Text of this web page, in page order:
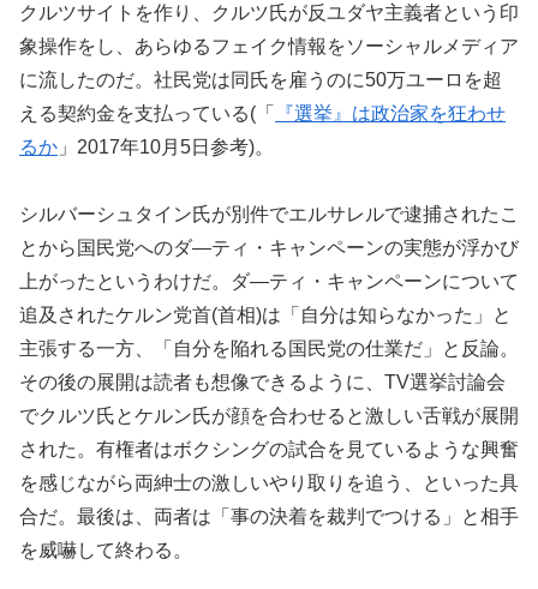
クルツサイトを作り、クルツ氏が反ユダヤ主義者という印
象操作をし、あらゆるフェイク情報をソーシャルメディア
に流したのだ。社民党は同氏を雇うのに50万ユーロを超
える契約金を支払っている(「
『選挙』は政治家を狂わせ
るか 」2017年10月5日参考)。
シルバーシュタイン氏が別件でエルサレルで逮捕されたこ
とから国民党へのダ―ティ・キャンペーンの実態が浮かび
上がったというわけだ。ダ―ティ・キャンペーンについて
追及されたケルン党首(首相)は「自分は知らなかった」と
主張する一方、「自分を陥れる国民党の仕業だ」と反論。
その後の展開は読者も想像できるように、TV選挙討論会
でクルツ氏とケルン氏が顔を合わせると激しい舌戦が展開
された。有権者はボクシングの試合を見ているような興奮
を感じながら両紳士の激しいやり取りを追う、といった具
合だ。最後は、両者は「事の決着を裁判でつける」と相手
を威嚇して終わる。